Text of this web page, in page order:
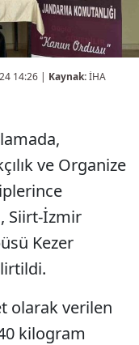
14:26 | Kaynak:İHA
ve Organize
Siirt-İzmir
Kezer
olarak verilen
kilogram